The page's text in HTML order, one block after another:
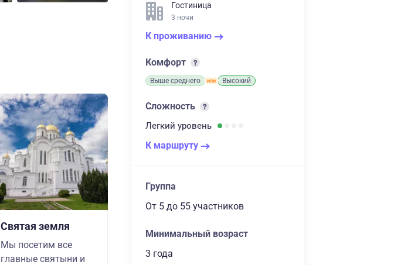
Святая земля
Мы посетим все
главные святыни и
Гостиница
3 ночи
К проживанию
Комфорт
Выше среднего Высокий
Сложность
Легкий уровень
К маршруту
Группа
От 5 до 55 участников
Минимальный возраст
3 года